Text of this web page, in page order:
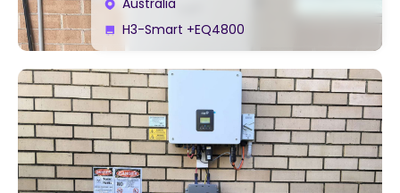
H3-Smart +EQ4800